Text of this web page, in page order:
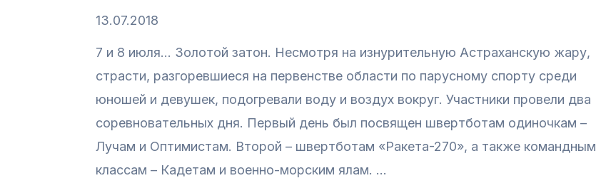
К
о
—
А
с
т
р
ж
е
в
о
л
ж
с
13.07.2018
7 и 8 июля… Золотой затон. Несмотря на изнурительную Астраханскую жару,
страсти, разгоревшиеся на первенстве области по парусному спорту среди
юношей и девушек, подогревали воду и воздух вокруг. Участники провели два
соревновательных дня. Первый день был посвящен швертботам одиночкам –
Лучам и Оптимистам. Второй – швертботам «Ракета-270», а также командным
классам – Кадетам и военно-морским ялам. …